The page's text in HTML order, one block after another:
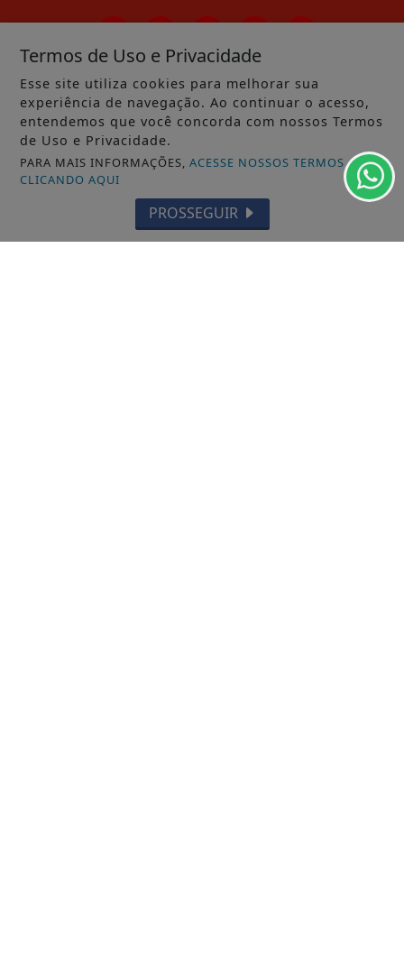
/ NOTÍCIAS
MUNICÍPIOS GERAL
MACAPÁ
LARANJAL DO JARI
Termos de Uso e Privacidade
Esse site utiliza cookies para melhorar sua
experiência de navegação. Ao continuar o acesso,
entendemos que você concorda com nossos Termos
de Uso e Privacidade.
PARA MAIS INFORMAÇÕES,ACESSE NOSSOS TERMOS
CLICANDO AQUI
PROSSEGUIR